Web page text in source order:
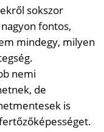
sokszor
fontos,
mindegy, milyen
nemi
de
is